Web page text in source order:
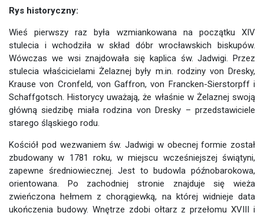
Rys historyczny:
Wieś pierwszy raz była wzmiankowana na początku XIV
stulecia i wchodziła w skład dóbr wrocławskich biskupów.
Wówczas we wsi znajdowała się kaplica św. Jadwigi. Przez
stulecia właścicielami Żelaznej były m.in. rodziny von Dresky,
Krause von Cronfeld, von Gaffron, von Francken-Sierstorpff i
Schaffgotsch. Historycy uważają, że właśnie w Żelaznej swoją
główną siedzibę miała rodzina von Dresky – przedstawiciele
starego śląskiego rodu.
Kościół pod wezwaniem św. Jadwigi w obecnej formie został
zbudowany w 1781 roku, w miejscu wcześniejszej świątyni,
zapewne średniowiecznej. Jest to budowla późnobarokowa,
orientowana. Po zachodniej stronie znajduje się wieża
zwieńczona hełmem z chorągiewką, na której widnieje data
ukończenia budowy. Wnętrze zdobi ołtarz z przełomu XVIII i